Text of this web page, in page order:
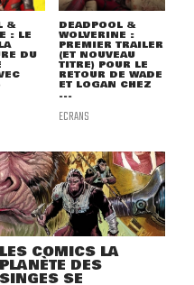
&
: LE
DU
DEADPOOL &
WOLVERINE :
PREMIER TRAILER
(ET NOUVEAU
TITRE) POUR LE
RETOUR DE WADE
ET LOGAN CHEZ
...
ECRANS
LES COMICS LA
PLANÈTE DES
SINGES SE